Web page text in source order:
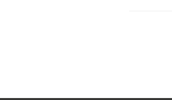
미가 살아
모두가 놀